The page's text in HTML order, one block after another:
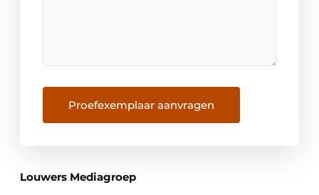
Proefexemplaar aanvragen
Louwers Mediagroep